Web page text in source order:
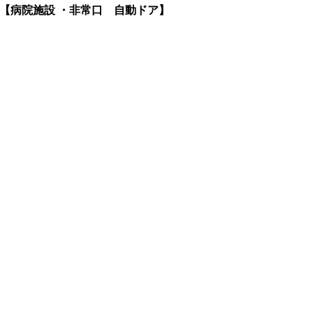
【病院施設 ・非常口 自動ドア】